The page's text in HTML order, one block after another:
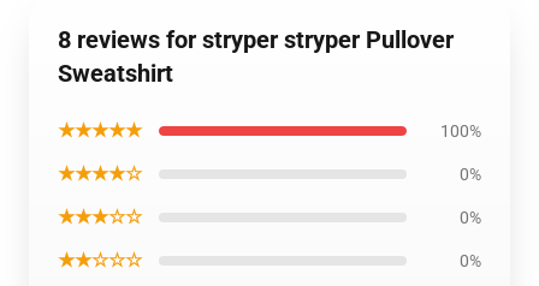
8 reviews for stryper stryper Pullover
Sweatshirt
★★★★★ 100%
★★★★☆ 0%
★★★☆☆ 0%
★★☆☆☆ 0%